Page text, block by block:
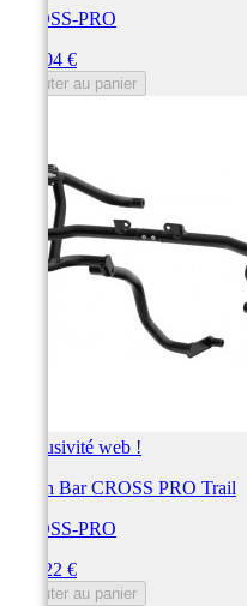
CROSS-PRO
309,04 €
Ajouter au panier
Exclusivité web !
Crash Bar CROSS PRO Trail
CROSS-PRO
308,22 €
Ajouter au panier